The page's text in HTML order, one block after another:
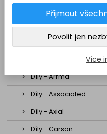
Stavebnice aut elektro
Auta na spalovací motor
Náhradní díly
Díly - Arrma
Díly - Associated
Díly - Axial
Díly - Carson
Přijmout
Povolit jen
Více